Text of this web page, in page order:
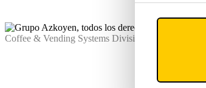
Coffee & Vending Systems Division